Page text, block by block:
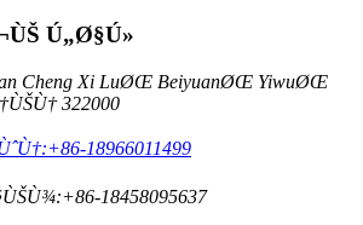
Ú„Ø§Ú»
Cheng Xi LuØŒ BeiyuanØŒ YiwuØŒ
322000
+86-18966011499
+86-18458095637